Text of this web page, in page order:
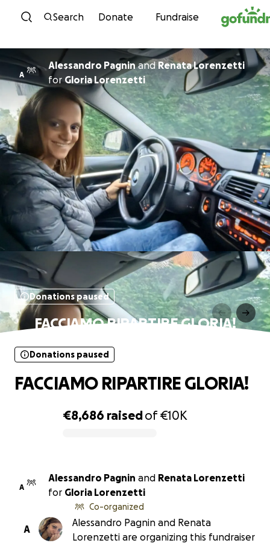
Skip to content
Search Donate Fundraise
A
Alessandro PagninandRenata Lorenzetti
for
Gloria Lorenzetti
Donations paused
FACCIAMO RIPARTIRE GLORIA!
€8,686 raisedof€10K
Donations paused
FACCIAMO RIPARTIRE GLORIA!
A
Alessandro Pagnin and Renata Lorenzetti
for
Gloria Lorenzetti
A
Co-organized
Alessandro Pagnin and Renata
Lorenzetti are organizing this fundraiser